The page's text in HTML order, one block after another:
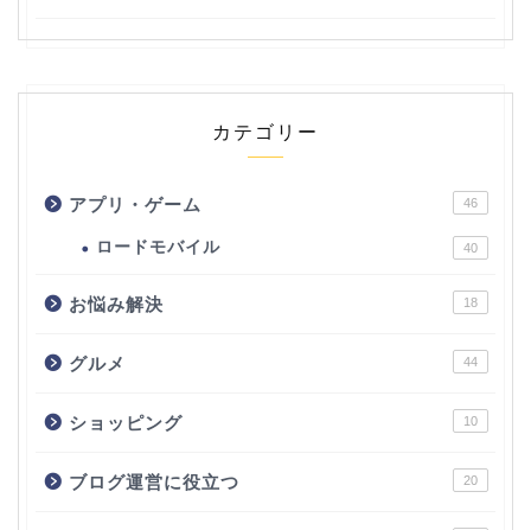
カテゴリー
アプリ・ゲーム 46
ロードモバイル 40
お悩み解決 18
グルメ 44
ショッピング 10
ブログ運営に役立つ 20